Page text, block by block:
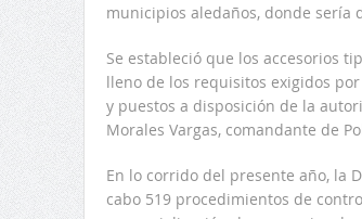
municipios aledaños, donde
Se estableció que los accesorios
lleno de los requisitos exigidos
y puestos a disposición de la
Morales Vargas, comandante de
En lo corrido del presente año, la
cabo 519 procedimientos de